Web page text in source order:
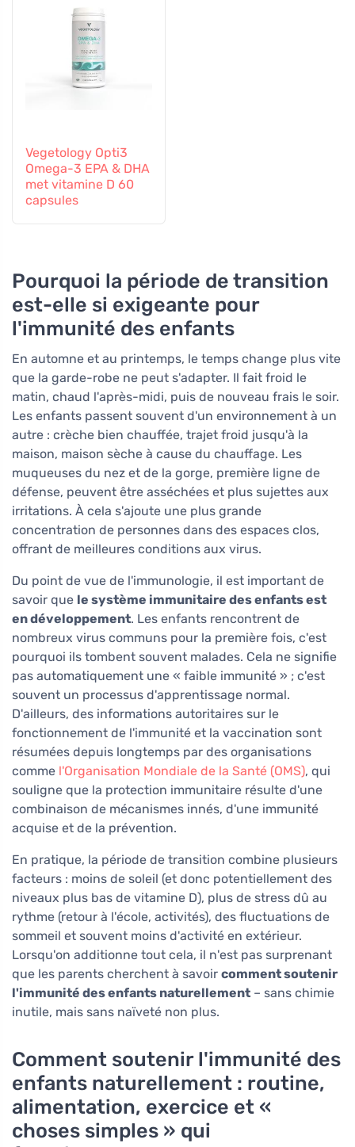
Vegetology Opti3
Omega-3 EPA & DHA
met vitamine D 60
capsules
Pourquoi la période de transition
est-elle si exigeante pour
l'immunité des enfants
En automne et au printemps, le temps change plus vite
que la garde-robe ne peut s'adapter. Il fait froid le
matin, chaud l'après-midi, puis de nouveau frais le soir.
Les enfants passent souvent d'un environnement à un
autre : crèche bien chauffée, trajet froid jusqu'à la
maison, maison sèche à cause du chauffage. Les
muqueuses du nez et de la gorge, première ligne de
défense, peuvent être asséchées et plus sujettes aux
irritations. À cela s'ajoute une plus grande
concentration de personnes dans des espaces clos,
offrant de meilleures conditions aux virus.
Du point de vue de l'immunologie, il est important de
savoir que le système immunitaire des enfants est
en développement. Les enfants rencontrent de
nombreux virus communs pour la première fois, c'est
pourquoi ils tombent souvent malades. Cela ne signifie
pas automatiquement une « faible immunité » ; c'est
souvent un processus d'apprentissage normal.
D'ailleurs, des informations autoritaires sur le
fonctionnement de l'immunité et la vaccination sont
résumées depuis longtemps par des organisations
comme l'Organisation Mondiale de la Santé (OMS), qui
souligne que la protection immunitaire résulte d'une
combinaison de mécanismes innés, d'une immunité
acquise et de la prévention.
En pratique, la période de transition combine plusieurs
facteurs : moins de soleil (et donc potentiellement des
niveaux plus bas de vitamine D), plus de stress dû au
rythme (retour à l'école, activités), des fluctuations de
sommeil et souvent moins d'activité en extérieur.
Lorsqu'on additionne tout cela, il n'est pas surprenant
que les parents cherchent à savoir comment soutenir
l'immunité des enfants naturellement – sans chimie
inutile, mais sans naïveté non plus.
Comment soutenir l'immunité des
enfants naturellement : routine,
alimentation, exercice et «
choses simples » qui